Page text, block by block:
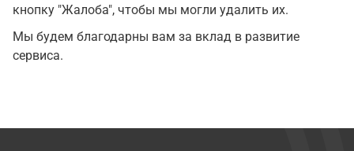
кнопку "Жалоба", чтобы мы могли удалить их.
Мы будем благодарны вам за вклад в развитие
сервиса.